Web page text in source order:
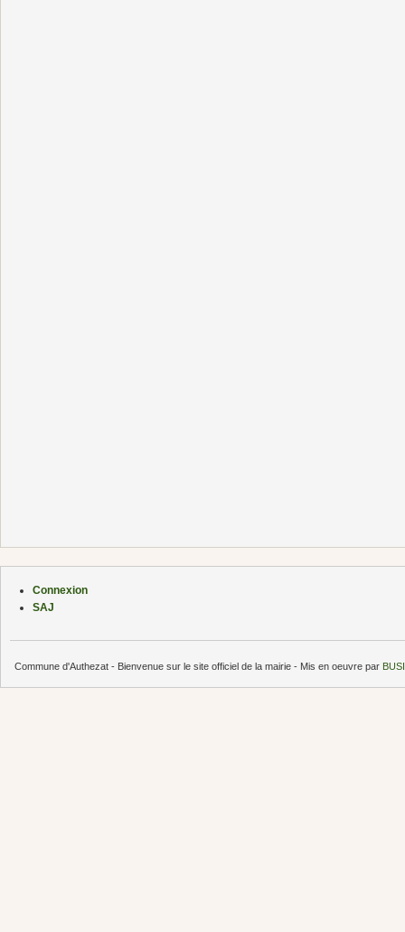
Connexion
SAJ
Commune d'Authezat - Bienvenue sur le site officiel de la mairie - Mis en oeuvre par